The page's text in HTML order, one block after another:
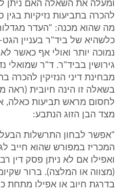
ומעלה את השאלה האם ניתן
להכרה בתביעות נזיקיות
מה שהוא מכנה: "העדר
כלשהיא של ביד"ר בעניין
נמוכה יותר ואולי אף כאשר
גירושין בביד"ר. ד"ר
מבחינת דיני הנזיקין להכרה
לחסום מראש תביעות כאלה,
מצד הבן הזוג הנתבע:
"אפשר לבחון התרשלות הבעל
המכריז במפורש שהוא חייב
ואפילו אם לא ניתן פסק דין
(מצווה או המלצה). ברור
בדרגת חיוב או אפילו מתחת